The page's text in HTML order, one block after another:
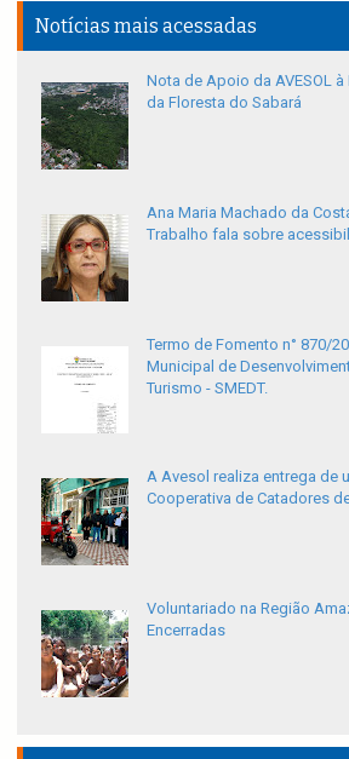
Notícias mais acessadas
Nota de Apoio da AVESOL
da Floresta do Sabará
Ana Maria Machado da
Trabalho fala sobre
Termo de Fomento n° 870/
Municipal de
Turismo - SMEDT.
A Avesol realiza entrega de
Cooperativa de Catadores
Voluntariado na Região
Encerradas